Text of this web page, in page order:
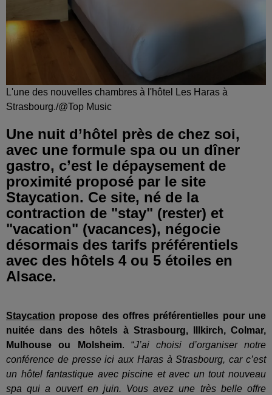
L'une des nouvelles chambres à l'hôtel Les Haras à
Strasbourg./@Top Music
Une nuit d’hôtel près de chez soi,
avec une formule spa ou un dîner
gastro, c’est le dépaysement de
proximité proposé par le site
Staycation. Ce site, né de la
contraction de "stay" (rester) et
"vacation" (vacances), négocie
désormais des tarifs préférentiels
avec des hôtels 4 ou 5 étoiles en
Alsace.
Staycation propose des offres préférentielles pour une
nuitée dans des hôtels à Strasbourg, Illkirch, Colmar,
Mulhouse ou Molsheim. “J’ai choisi d’organiser notre
conférence de presse ici aux Haras à Strasbourg, car c’est
un hôtel fantastique avec piscine et avec un tout nouveau
spa qui a ouvert en juin. Vous avez une très belle offre